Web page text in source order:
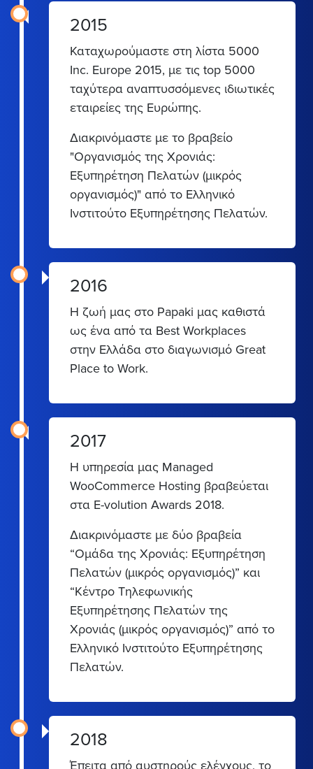
2015
Καταχωρούμαστε στη λίστα 5000
Inc. Europe 2015, με τις top 5000
ταχύτερα αναπτυσσόμενες ιδιωτικές
εταιρείες της Ευρώπης.
Διακρινόμαστε με το βραβείο
"Οργανισμός της Χρονιάς:
Εξυπηρέτηση Πελατών (μικρός
οργανισμός)" από το Ελληνικό
Ινστιτούτο Εξυπηρέτησης Πελατών.
2016
Η ζωή μας στο Papaki μας καθιστά
ως ένα από τα Best Workplaces
στην Ελλάδα στο διαγωνισμό Great
Place to Work.
2017
Η υπηρεσία μας Managed
WooCommerce Hosting βραβεύεται
στα E-volution Awards 2018.
Διακρινόμαστε με δύο βραβεία
“Ομάδα της Χρονιάς: Εξυπηρέτηση
Πελατών (μικρός οργανισμός)” και
“Κέντρο Τηλεφωνικής
Εξυπηρέτησης Πελατών της
Χρονιάς (μικρός οργανισμός)” από το
Ελληνικό Ινστιτούτο Εξυπηρέτησης
Πελατών.
2018
Έπειτα από αυστηρούς ελέγχους, το